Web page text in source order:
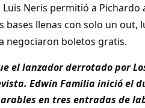
Neris permitió a Pichardo
bases llenas con solo un out,
negociaron boletos gratis.
el lanzador derrotado por
Edwin Familia inició el
en tres entradas de